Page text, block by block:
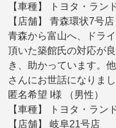
【車種】 トヨタ・ラン
【店舗】 青森環状7号店
青森から富山へ、ドラ
頂いた築館氏の対応が
き、助かっています。
さんにお世話になりまし
匿名希望 I様 （男性）
【車種】 トヨタ・ラン
【店舗】 岐阜21号店